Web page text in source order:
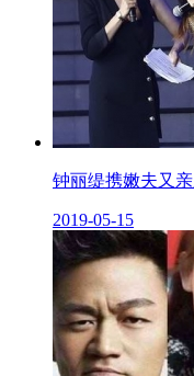
钟丽缇携嫩夫又
2019-05-15